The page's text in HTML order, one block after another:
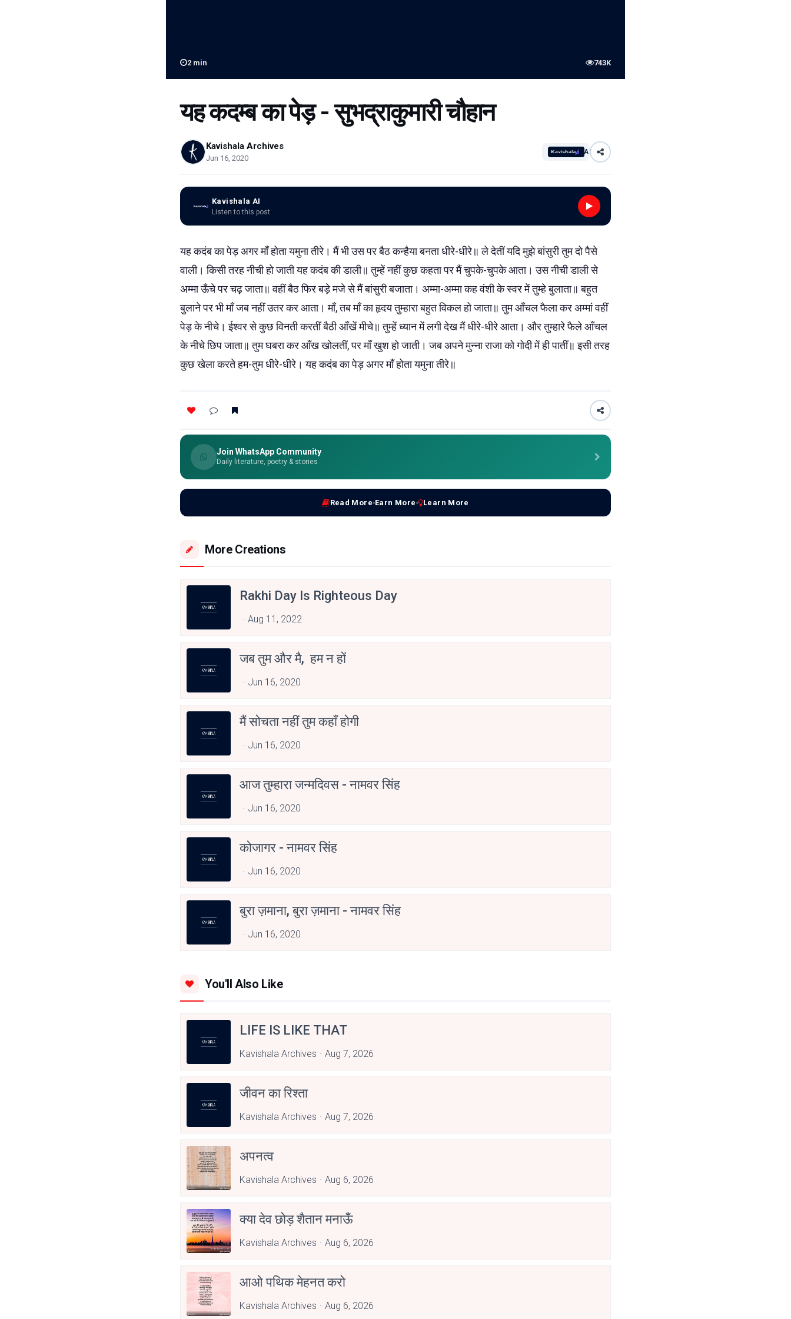
2 min 743K
यह कदम्ब का पेड़ - सुभद्राकुमारी चौहान
Kavishala Archives
Jun 16, 2020
AI
Kavishala AI
Listen to this post
यह कदंब का पेड़ अगर माँ होता यमुना तीरे। मैं भी उस पर बैठ कन्हैया बनता धीरे-धीरे॥ ले देतीं यदि मुझे बांसुरी तुम दो पैसे
वाली। किसी तरह नीची हो जाती यह कदंब की डाली॥ तुम्हें नहीं कुछ कहता पर मैं चुपके-चुपके आता। उस नीची डाली से
अम्मा ऊँचे पर चढ़ जाता॥ वहीं बैठ फिर बड़े मजे से मैं बांसुरी बजाता। अम्मा-अम्मा कह वंशी के स्वर में तुम्हे बुलाता॥ बहुत
बुलाने पर भी माँ जब नहीं उतर कर आता। माँ, तब माँ का हृदय तुम्हारा बहुत विकल हो जाता॥ तुम आँचल फैला कर अम्मां वहीं
पेड़ के नीचे। ईश्वर से कुछ विनती करतीं बैठी आँखें मीचे॥ तुम्हें ध्यान में लगी देख मैं धीरे-धीरे आता। और तुम्हारे फैले आँचल
के नीचे छिप जाता॥ तुम घबरा कर आँख खोलतीं, पर माँ खुश हो जाती। जब अपने मुन्ना राजा को गोदी में ही पातीं॥ इसी तरह
कुछ खेला करते हम-तुम धीरे-धीरे। यह कदंब का पेड़ अगर माँ होता यमुना तीरे॥
Join WhatsApp Community
Daily literature, poetry & stories
Read More Earn More Learn More
More Creations
Rakhi Day Is Righteous Day
Aug 11, 2022
जब तुम और मै, हम न हों
Jun 16, 2020
मैं सोचता नहीं तुम कहाँ होगी
Jun 16, 2020
आज तुम्हारा जन्मदिवस - नामवर सिंह
Jun 16, 2020
कोजागर - नामवर सिंह
Jun 16, 2020
बुरा ज़माना, बुरा ज़माना - नामवर सिंह
Jun 16, 2020
You'll Also Like
LIFE IS LIKE THAT
Kavishala Archives Aug 7, 2026
जीवन का रिश्ता
Kavishala Archives Aug 7, 2026
अपनत्व
Kavishala Archives Aug 6, 2026
क्या देव छोड़ शैतान मनाऊँ
Kavishala Archives Aug 6, 2026
आओ पथिक मेहनत करो
Kavishala Archives Aug 6, 2026